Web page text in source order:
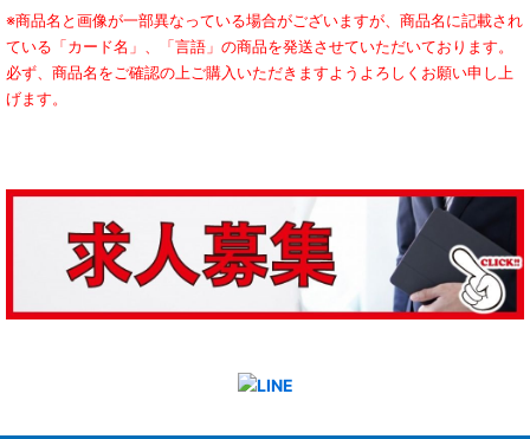
※商品名と画像が一部異なっている場合がございますが、商品名に記載され
ている「カード名」、「言語」の商品を発送させていただいております。
必ず、商品名をご確認の上ご購入いただきますようよろしくお願い申し上
げます。